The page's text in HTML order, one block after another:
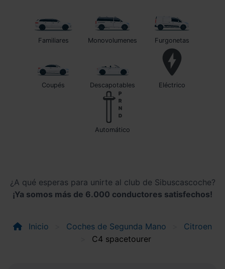
Familiares Monovolumenes Furgonetas
Coupés Descapotables Eléctrico
automático
¿A qué esperas para unirte al club de Sibuscascoche?
¡Ya somos más de 6.000 conductores satisfechos!
Inicio Coches de Segunda Mano
Citroen
C4 spacetourer